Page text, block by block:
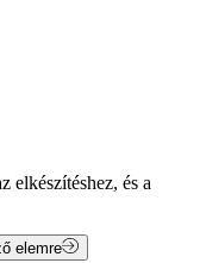
elkészítéshez, és a
elemre